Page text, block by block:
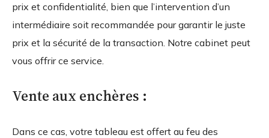
prix et confidentialité, bien que l’intervention d’un
intermédiaire soit recommandée pour garantir le juste
prix et la sécurité de la transaction. Notre cabinet peut
vous offrir ce service.
Vente aux enchères :
Dans ce cas, votre tableau est offert au feu des